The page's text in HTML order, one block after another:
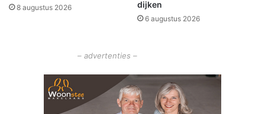
w8 augustus 2026 dijken
6 augustus 2026
– advertenties –